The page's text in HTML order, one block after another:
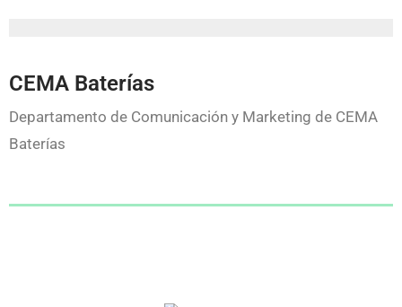
CEMA Baterías
Departamento de Comunicación y Marketing de CEMA
Baterías